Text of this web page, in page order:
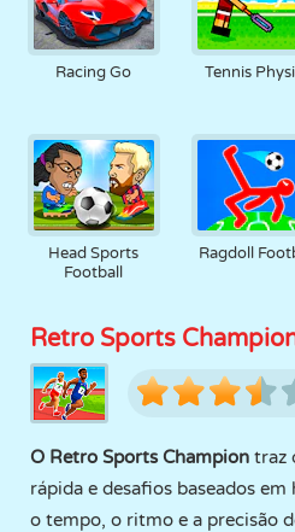
Racing Go Tennis
Head Sports
Football
Ragdoll
Retro Sports
O Retro Sports Champion traz
rápida e desafios baseados
o tempo, o ritmo e a precisão